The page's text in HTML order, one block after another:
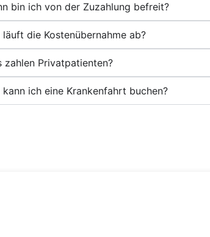
bin ich von der Zuzahlung befreit?
läuft die Kostenübernahme ab?
zahlen Privatpatienten?
kann ich eine Krankenfahrt buchen?